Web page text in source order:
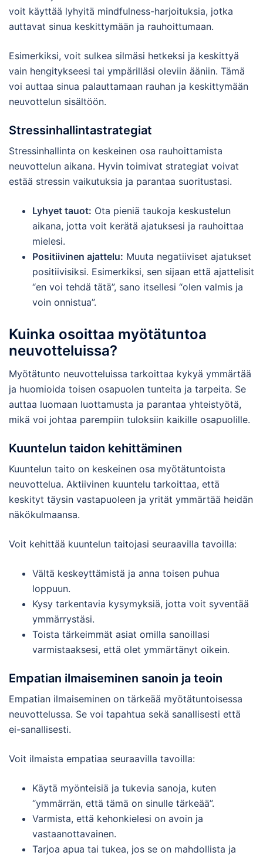
voit käyttää lyhyitä mindfulness-harjoituksia, jotka
auttavat sinua keskittymään ja rauhoittumaan.
Esimerkiksi, voit sulkea silmäsi hetkeksi ja keskittyä
vain hengitykseesi tai ympärilläsi oleviin ääniin. Tämä
voi auttaa sinua palauttamaan rauhan ja keskittymään
neuvottelun sisältöön.
Stressinhallintastrategiat
Stressinhallinta on keskeinen osa rauhoittamista
neuvottelun aikana. Hyvin toimivat strategiat voivat
estää stressin vaikutuksia ja parantaa suoritustasi.
Lyhyet tauot: Ota pieniä taukoja keskustelun
aikana, jotta voit kerätä ajatuksesi ja rauhoittaa
mielesi.
Positiivinen ajattelu: Muuta negatiiviset ajatukset
positiivisiksi. Esimerkiksi, sen sijaan että ajattelisit
“en voi tehdä tätä”, sano itsellesi “olen valmis ja
voin onnistua”.
Kuinka osoittaa myötätuntoa
neuvotteluissa?
Myötätunto neuvotteluissa tarkoittaa kykyä ymmärtää
ja huomioida toisen osapuolen tunteita ja tarpeita. Se
auttaa luomaan luottamusta ja parantaa yhteistyötä,
mikä voi johtaa parempiin tuloksiin kaikille osapuolille.
Kuuntelun taidon kehittäminen
Kuuntelun taito on keskeinen osa myötätuntoista
neuvottelua. Aktiivinen kuuntelu tarkoittaa, että
keskityt täysin vastapuoleen ja yrität ymmärtää heidän
näkökulmaansa.
Voit kehittää kuuntelun taitojasi seuraavilla tavoilla:
Vältä keskeyttämistä ja anna toisen puhua
loppuun.
Kysy tarkentavia kysymyksiä, jotta voit syventää
ymmärrystäsi.
Toista tärkeimmät asiat omilla sanoillasi
varmistaaksesi, että olet ymmärtänyt oikein.
Empatian ilmaiseminen sanoin ja teoin
Empatian ilmaiseminen on tärkeää myötätuntoisessa
neuvottelussa. Se voi tapahtua sekä sanallisesti että
ei-sanallisesti.
Voit ilmaista empatiaa seuraavilla tavoilla:
Käytä myönteisiä ja tukevia sanoja, kuten
“ymmärrän, että tämä on sinulle tärkeää”.
Varmista, että kehonkielesi on avoin ja
vastaanottavainen.
Tarjoa apua tai tukea, jos se on mahdollista ja